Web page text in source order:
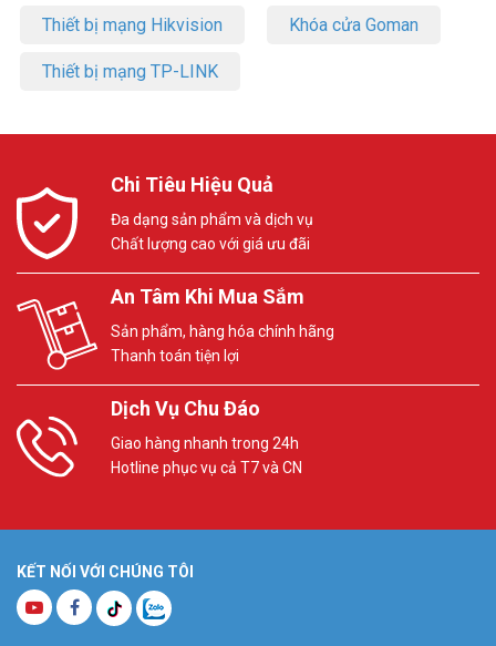
Thiết bị mạng Hikvision Khóa cửa Goman
Thiết bị mạng TP-LINK
Chi Tiêu Hiệu Quả
Đa dạng sản phẩm và dịch vụ
Chất lượng cao với giá ưu đãi
An Tâm Khi Mua Sắm
Sản phẩm, hàng hóa chính hãng
Thanh toán tiện lợi
Dịch Vụ Chu Đáo
Giao hàng nhanh trong 24h
Hotline phục vụ cả T7 và CN
KẾT NỐI VỚI CHÚNG TÔI